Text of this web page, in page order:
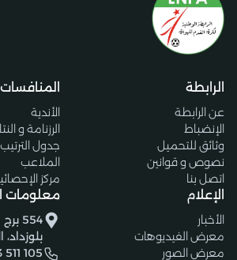
الرابطة
عن الرابطة
الإنضباط
وثائق للتحميل
نصوص و قوانين
اتصل بنا
المنافسات
الأندية
الرزنامة و
جدول الترتيب
الملاعب
مركز
الإعلام
الأخبار
معرض الفيديوهات
معرض الصور
معلومات
554
بلوزداد،
511 105